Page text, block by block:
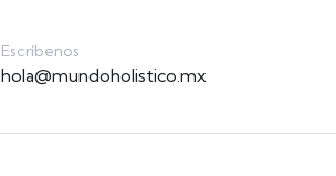
Escríbenos
hola@mundoholistico.mx